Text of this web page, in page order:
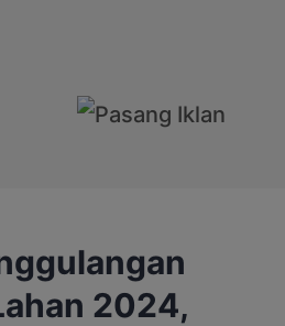
2024,